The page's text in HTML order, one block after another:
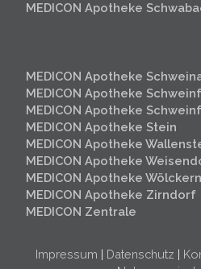
MEDICON Apotheke
MEDICON Apotheke
MEDICON Apotheke
MEDICON Apotheke
MEDICON Apotheke Stein
MEDICON Apotheke
MEDICON Apotheke
MEDICON Apotheke
MEDICON Apotheke Zirndorf
MEDICON Zentrale
Impressum | Datenschutz |